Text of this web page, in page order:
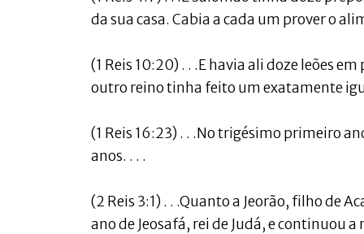
da sua casa. Cabia a cada um prover o
(1 Reis 10:20) . . .E havia ali doze leões
outro reino tinha feito um exatamente
(1 Reis 16:23) . . .No trigésimo primeiro
anos. . . .
(2 Reis 3:1) . . .Quanto a Jeorão, filho de
ano de Jeosafá, rei de Judá, e continuou a